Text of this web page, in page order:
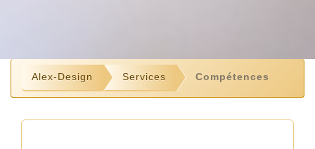
Alex-Design Services Compétences